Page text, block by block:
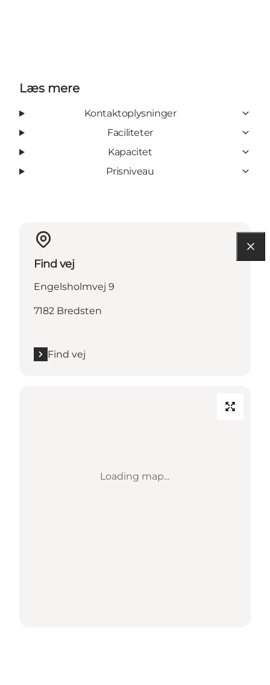
Læs mere
Kontaktoplysninger
Faciliteter
Kapacitet
Prisniveau
Find vej
Engelsholmvej 9
7182 Bredsten
Find vej
Loading map...